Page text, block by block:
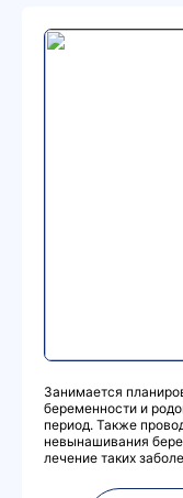
Занимается
беременности и
период. Также
невынашивания
лечение таких